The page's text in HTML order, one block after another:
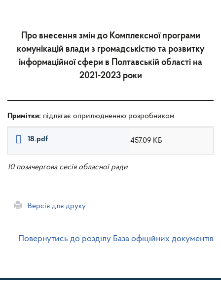
Про внесення змін до Комплексної програми
комунікацій влади з громадськістю та розвитку
інформаційної сфери в Полтавській області на
2021-2023 роки
Примітки: підлягає оприлюдненню розробником
18.pdf 457.09 КБ
10 позачергова сесія обласної ради
Версія для друку
Повернутись до розділу База офіційних документів